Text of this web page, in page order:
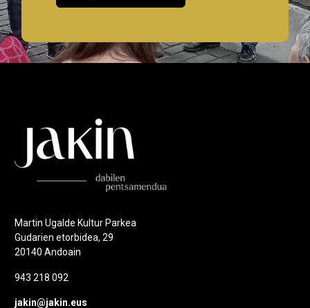
Martin Ugalde Kultur Parkea
Gudarien etorbidea, 29
20140 Andoain
943 218 092
jakin@jakin.eus